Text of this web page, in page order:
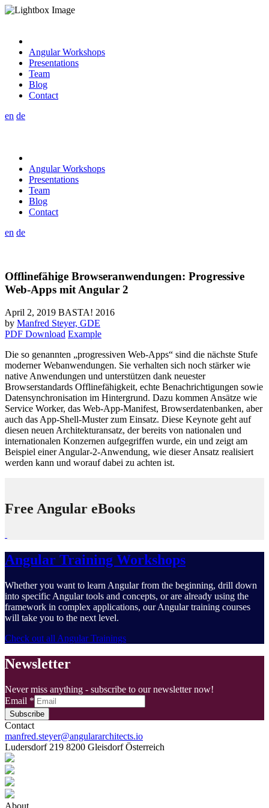
Angular Workshops
Presentations
Team
Blog
Contact
en de
Angular Workshops
Presentations
Team
Blog
Contact
en de
Offlinefähige Browseranwendungen: Progressive
Web-Apps mit Angular 2
April 2, 2019 BASTA! 2016
by Manfred Steyer, GDE
PDF Download Example
Die so genannten „progressiven Web-Apps“ sind die nächste Stufe
moderner Webanwendungen. Sie verhalten sich noch stärker wie
native Anwendungen und unterstützen dank neuester
Browserstandards Offlinefähigkeit, echte Benachrichtigungen sowie
Datensynchronisation im Hintergrund. Dazu kommen Ansätze wie
Service Worker, das Web-App-Manifest, Browserdatenbanken, aber
auch das App-Shell-Muster zum Einsatz. Diese Keynote geht auf
diesen neuen Architekturansatz, der bereits von nationalen und
internationalen Konzernen aufgegriffen wurde, ein und zeigt am
Beispiel einer Angular-2-Anwendung, wie dieser Ansatz realisiert
werden kann und worauf dabei zu achten ist.
Free Angular eBooks
Angular Training Workshops
Whether you want to learn Angular from the beginning, drill down
into specific Angular tools and concepts, or are already using the
framework in complex applications, our Angular training courses
will take you to the next level.
Check out all Angular Trainings
Newsletter
Never miss anything - subscribe to our newsletter now!
Email *
Subscribe
Contact
manfred.steyer@angulararchitects.io
Ludersdorf 219 8200 Gleisdorf Österreich
About